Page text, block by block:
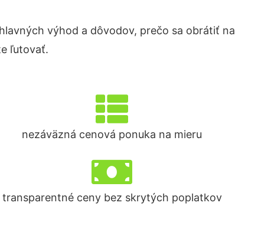
výhod a dôvodov, prečo sa obrátiť na
ľutovať.
nezáväzná cenová ponuka na mieru
transparentné ceny bez skrytých poplatkov